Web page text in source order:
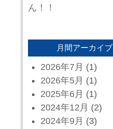
ん！！
月間アーカイブ
2026年7月 (1)
2026年5月 (1)
2025年6月 (1)
2024年12月 (2)
2024年9月 (3)